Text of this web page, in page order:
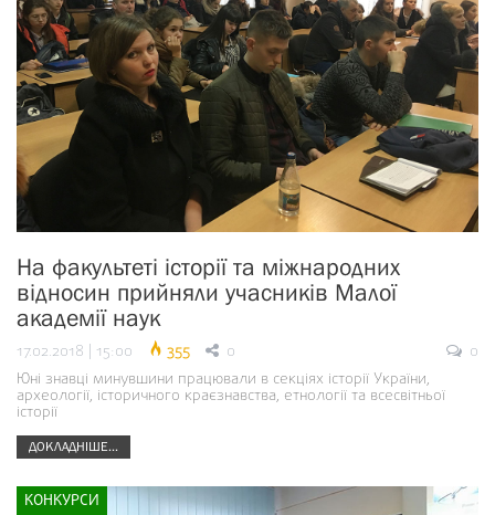
На факультеті історії та міжнародних
відносин прийняли учасників Малої
академії наук
17.02.2018 | 15:00 355 0
0
Юні знавці минувшини працювали в секціях історії України,
археології, історичного краєзнавства, етнології та всесвітньої
історії
ДОКЛАДНІШЕ...
КОНКУРСИ